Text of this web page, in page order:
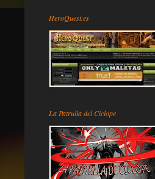
HeroQuest.es
La Patrulla del Cíclope